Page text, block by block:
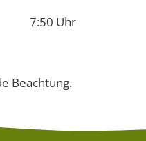
7:50 Uhr
Beachtung.